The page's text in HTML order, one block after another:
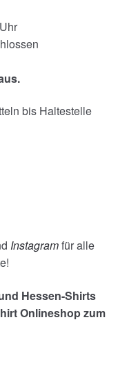
bis Haltestelle
Instagramfür alle
Hessen-Shirts
Onlineshop zum